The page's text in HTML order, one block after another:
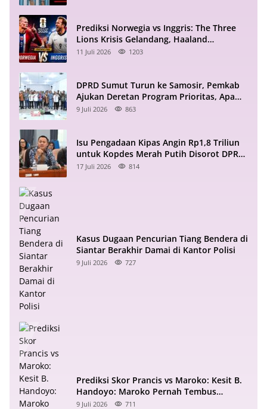
Prediksi Norwegia vs Inggris: The Three
Lions Krisis Gelandang, Haaland
Mengintai
11 Juli 2026 1203
DPRD Sumut Turun ke Samosir, Pemkab
Ajukan Deretan Program Prioritas, Apa
Saja?
9 Juli 2026 863
Isu Pengadaan Kipas Angin Rp1,8 Triliun
untuk Kopdes Merah Putih Disorot DPR
RI
17 Juli 2026 814
Kasus Dugaan Pencurian Tiang Bendera di
Siantar Berakhir Damai di Kantor Polisi
9 Juli 2026 727
Prediksi Skor Prancis vs Maroko: Kesit B.
Handoyo: Maroko Pernah Tembus
Semifinal 2022
9 Juli 2026 711